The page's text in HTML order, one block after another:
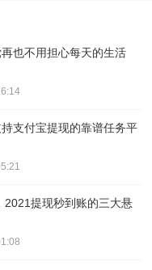
也不用担心每天的生活
支付宝提现的靠谱任务平
2021提现秒到账的三大悬